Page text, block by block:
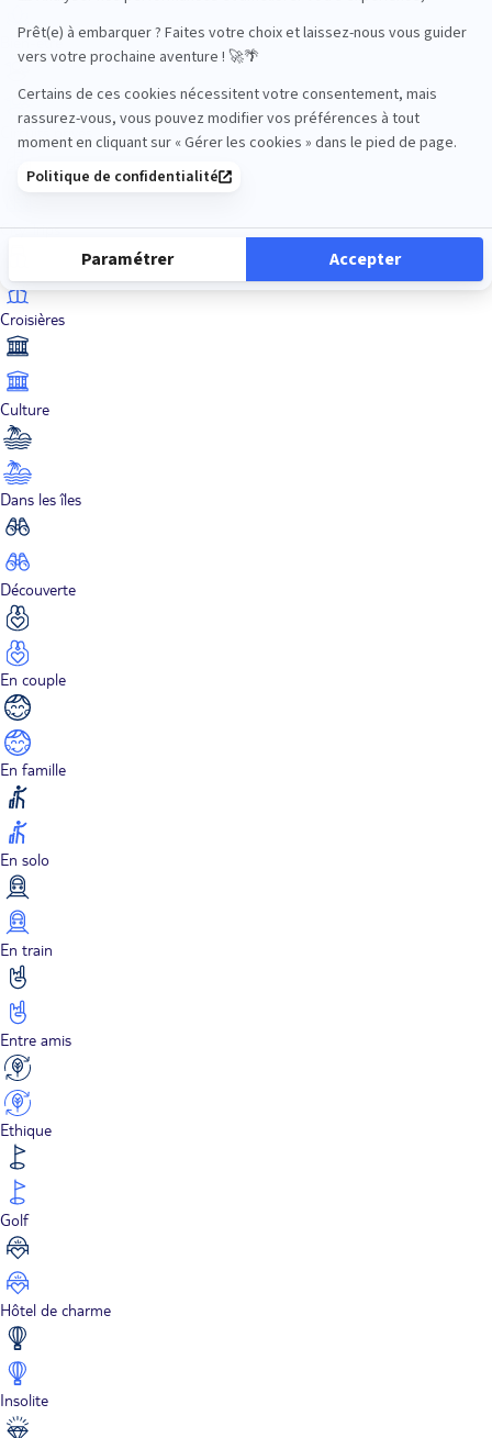
Bien-être
Circuits privés
City Trips
Croisières
Culture
Dans les îles
Découverte
En couple
En famille
En solo
En train
Entre amis
Ethique
Golf
Hôtel de charme
Insolite